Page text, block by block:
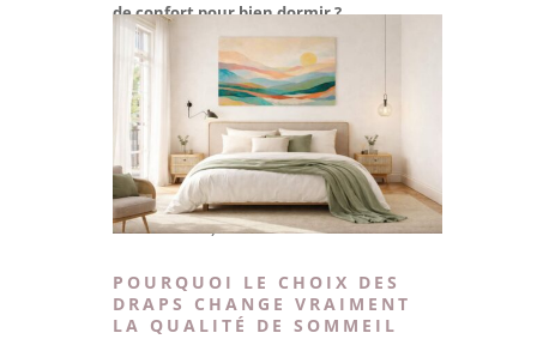
de confort pour bien dormir ?
Dans ce guide, nous comparons les matières
les plus populaires, les sensations qu’elles
procurent, et les critères réellement
déterminants pour améliorer la qualité de
sommeil. En fin de lecture, vous saurez choisir
le drap le plus confortable pour vous,
selon votre profil (peau sensible,
transpiration, recherche de douceur, besoin
de fraîcheur…).
POURQUOI LE CHOIX DES
DRAPS CHANGE VRAIMENT
LA QUALITÉ DE SOMMEIL